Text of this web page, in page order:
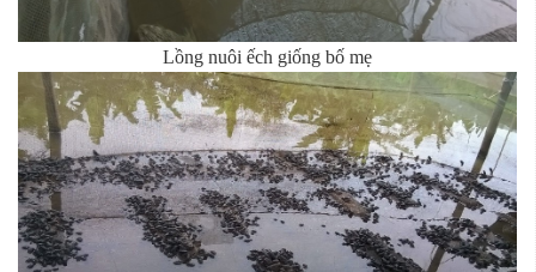
Lồng nuôi ếch giống bố mẹ